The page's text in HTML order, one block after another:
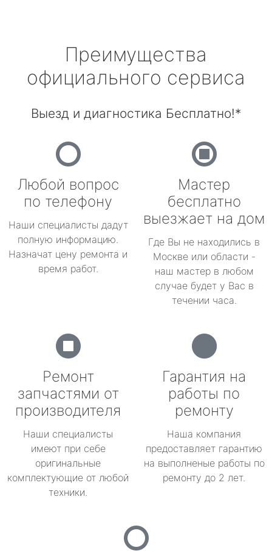
Преимущества
официального сервиса
Выезд и диагностика Бесплатно!*
Любой вопрос
по телефону
Наши специалисты дадут
полную информацию.
Назначат цену ремонта и
время работ.
Мастер
бесплатно
выезжает на дом
Где Вы не находились в
Москве или области -
наш мастер в любом
случае будет у Вас в
течении часа.
Ремонт
запчастями от
производителя
Наши специалисты
имеют при себе
оригинальные
комплектующие от любой
техники.
Гарантия на
работы по
ремонту
Наша компания
предоставляет гарантию
на выполненые работы по
ремонту до 2 лет.